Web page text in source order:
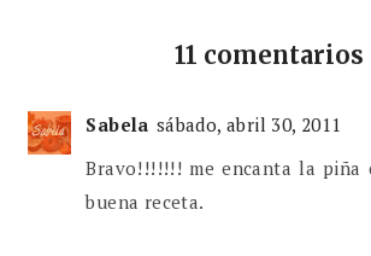
11 comentarios
Sabela sábado, abril 30, 2011
Bravo!!!!!!! me encanta la piña
buena receta.